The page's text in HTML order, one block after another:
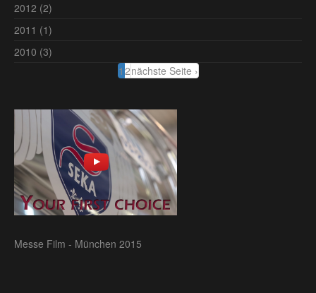
2012 (2)
2011 (1)
2010 (3)
1 2nächste Seite ›
Messe Film - München 2015